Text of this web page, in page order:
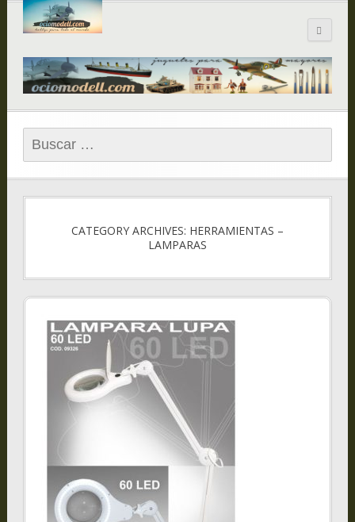
ociomodell.com
Buscar:
CATEGORY ARCHIVES: HERRAMIENTAS –
LAMPARAS